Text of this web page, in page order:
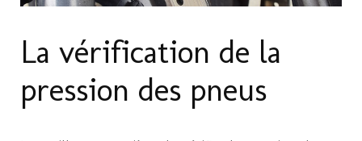
La vérification de la
pression des pneus